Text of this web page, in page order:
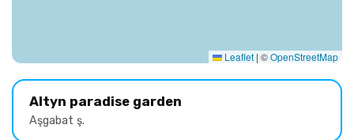
Leaflet | ©OpenStreetMap
Altyn paradise garden
Aşgabat ş.